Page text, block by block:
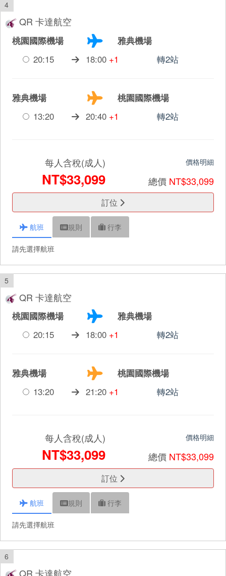
4
QR 卡達航空
桃園國際機場
雅典機場
20:15
18:00 +1 轉2站
雅典機場
桃園國際機場
13:20
20:40 +1 轉2站
每人含稅(成人)
NT$33,099
價格明細
總價 NT$33,099
訂位
航班 規則 行李
請先選擇航班
5
QR 卡達航空
桃園國際機場
雅典機場
20:15
18:00 +1 轉2站
雅典機場
桃園國際機場
13:20
21:20 +1 轉2站
每人含稅(成人)
NT$33,099
價格明細
總價 NT$33,099
訂位
航班 規則 行李
請先選擇航班
6
QR 卡達航空